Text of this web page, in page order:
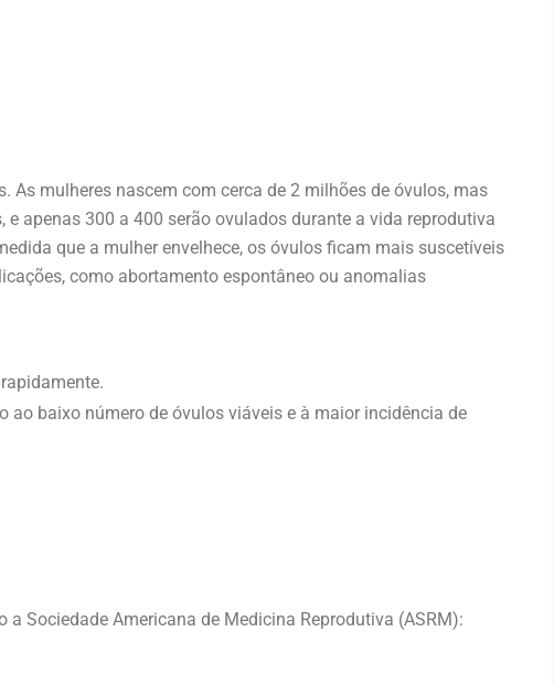
mulheres nascem com cerca de 2 milhões de óvulos, mas
apenas 300 a 400 serão ovulados durante a vida reprodutiva
que a mulher envelhece, os óvulos ficam mais suscetíveis
como abortamento espontâneo ou anomalias
baixo número de óvulos viáveis e à maior incidência de
Sociedade Americana de Medicina Reprodutiva (ASRM):